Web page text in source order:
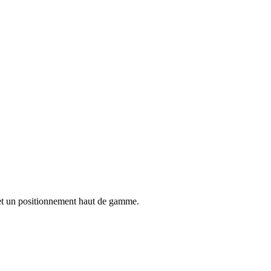
positionnement haut de gamme.